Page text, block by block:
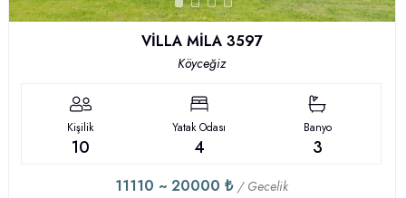
VİLLA MİLA 3597
Köyceğiz
Kişilik
10
Yatak Odası
4
Banyo
3
11110 ~ 20000 ₺ / Gecelik